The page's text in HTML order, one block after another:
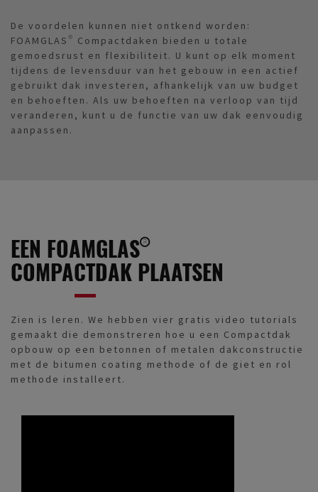
De voordelen kunnen niet ontkend worden:
FOAMGLAS® Compactdaken bieden u totale
gemoedsrust en flexibiliteit. U kunt op elk moment
tijdens de levensduur van het gebouw in een actief
gebruikt dak investeren, afhankelijk van uw budget
en behoeften. Als uw behoeften na verloop van tijd
veranderen, kunt u de functie van uw dak eenvoudig
aanpassen.
EEN FOAMGLAS®
COMPACTDAK PLAATSEN
Zien is leren. We hebben vier gratis video tutorials
gemaakt die demonstreren hoe u een Compactdak
opbouw op een betonnen of metalen dakconstructie
met de bitumen coating methode of de giet en rol
methode installeert.